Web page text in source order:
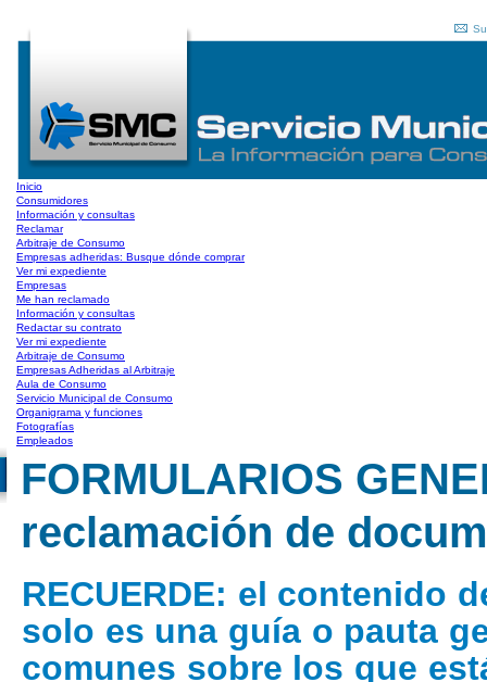
Inicio
Consumidores
Información y consultas
Reclamar
Arbitraje de Consumo
Empresas adheridas: Busque dónde comprar
Ver mi expediente
Empresas
Me han reclamado
Información y consultas
Redactar su contrato
Ver mi expediente
Arbitraje de Consumo
Empresas Adheridas al Arbitraje
Aula de Consumo
Servicio Municipal de Consumo
Organigrama y funciones
Fotografías
Empleados
FORMULARIOS
reclamación de
RECUERDE: el contenido
solo es una guía o pauta
comunes sobre los que